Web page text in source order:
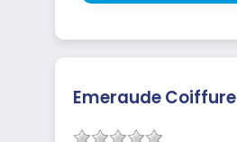
Emeraude Coiffure